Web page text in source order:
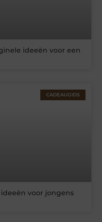
ideeën voor een
CADEAUGIDS
voor jongens